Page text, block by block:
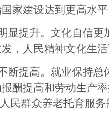
家建设达到更高水
提升。文化自信更
，人民精神文化生
提高。就业保持总
酬提高和劳动生产
民群众养老托育服